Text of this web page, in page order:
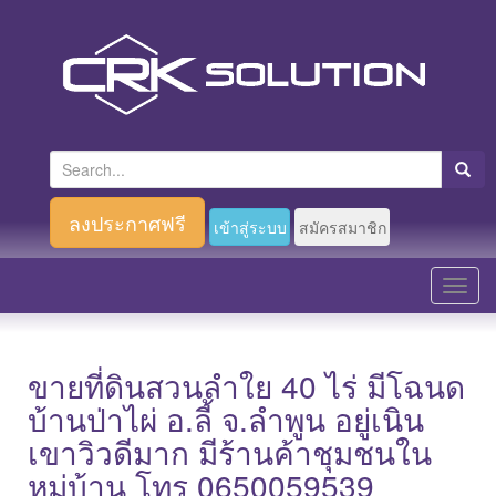
e
r
r
:
ลงประกาศฟรี เข้าสู่ระบบ สมัครสมาชิก
T
o
l
ขายที่ดินสวนลำใย 40 ไร่ มีโฉนด
บ้านป่าไผ่ อ.ลี้ จ.ลำพูน อยู่เนิน
เขาวิวดีมาก มีร้านค้าชุมชนใน
หมู่บ้าน โทร 0650059539